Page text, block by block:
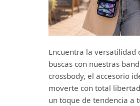
Encuentra la versatilidad
buscas con nuestras
crossbody, el accesorio
moverte con total
un toque de tendencia a